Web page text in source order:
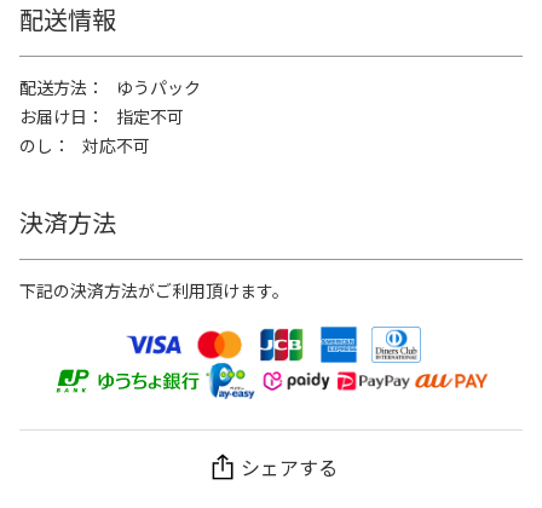
配送情報
配送方法
ゆうパック
お届け日
指定不可
のし
対応不可
決済方法
下記の決済方法がご利用頂けます。
シェアする